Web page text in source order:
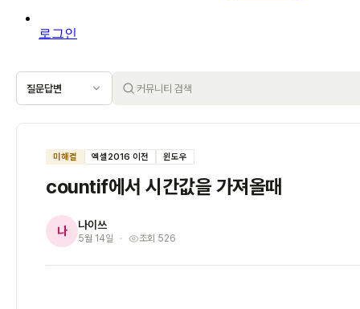
로그인
질문답변
미해결 엑셀2016 이전 윈도우
countif에서 시간값을 가져올때
나 나이쓰
5월 14일 조회 526